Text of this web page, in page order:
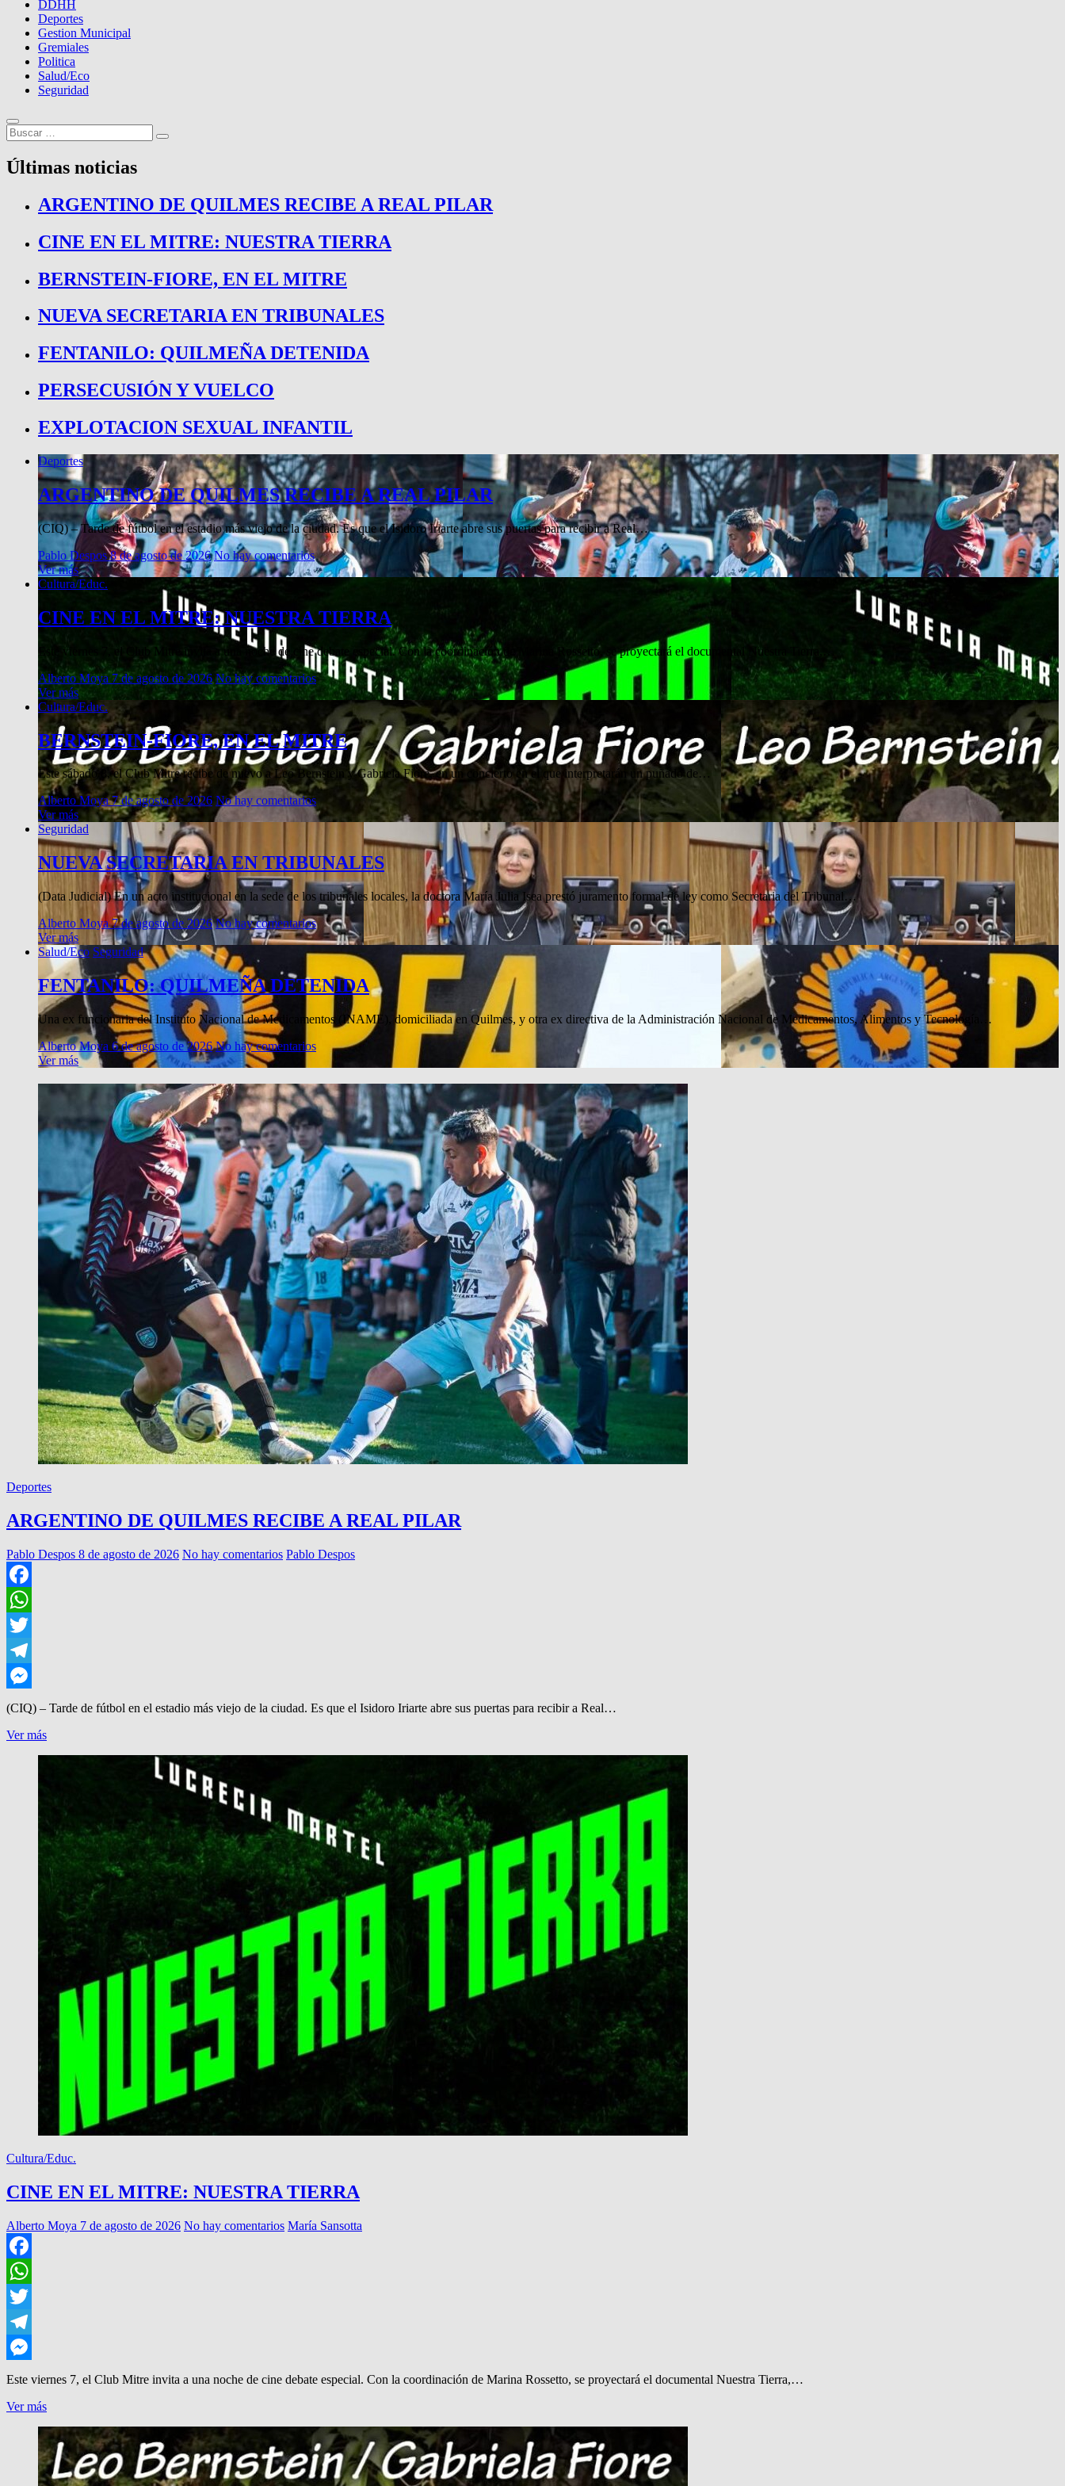
DDHH
Deportes
Gestion Municipal
Gremiales
Politica
Salud/Eco
Seguridad
Buscar
…
Últimas noticias
ARGENTINO DE QUILMES RECIBE A REAL PILAR
CINE EN EL MITRE: NUESTRA TIERRA
BERNSTEIN-FIORE, EN EL MITRE
NUEVA SECRETARIA EN TRIBUNALES
FENTANILO: QUILMEÑA DETENIDA
PERSECUSIÓN Y VUELCO
EXPLOTACION SEXUAL INFANTIL
Deportes
ARGENTINO DE QUILMES RECIBE A REAL PILAR
(CIQ) – Tarde de fútbol en el estadio más viejo de la ciudad. Es que el Isidoro Iriarte abre sus puertas para recibir a Real…
Pablo Despos8 de agosto de 2026 No hay comentarios
Ver más
Cultura/Educ.
CINE EN EL MITRE: NUESTRA TIERRA
Este viernes 7, el Club Mitre invita a una noche de cine debate especial. Con la coordinación de Marina Rossetto, se proyectará el documental Nuestra Tierra,…
Alberto Moya 7 de agosto de 2026 No hay comentarios
Ver más
Cultura/Educ.
BERNSTEIN-FIORE, EN EL MITRE
Este sábado 8, el Club Mitre recibe de nuevo a Leo Bernstein y Gabriela Fiore, en un concierto en el que interpretarán un puñado de…
Alberto Moya7 de agosto de 2026 No hay comentarios
Ver más
Seguridad
NUEVA SECRETARIA EN TRIBUNALES
(Data Judicial) En un acto institucional en la sede de los tribunales locales, la doctora María Julia Isea prestó juramento formal de ley como Secretaria del Tribunal…
Alberto Moya7 de agosto de 2026 No hay comentarios
Ver más
Salud/Eco Seguridad
FENTANILO: QUILMEÑA DETENIDA
Una ex funcionaria del Instituto Nacional de Medicamentos (INAME), domiciliada en Quilmes, y otra ex directiva de la Administración Nacional de Medicamentos, Alimentos y Tecnología…
Alberto Moya 6 de agosto de 2026 No hay comentarios
Ver más
Deportes
ARGENTINO DE QUILMES RECIBE A REAL PILAR
Pablo Despos 8 de agosto de 2026 No hay comentarios Pablo Despos
Facebook
WhatsApp
Twitter
Telegram
Messenger
(CIQ) – Tarde de fútbol en el estadio más viejo de la ciudad. Es que el Isidoro Iriarte abre sus puertas para recibir a Real…
Ver másARGENTINO
REAL
Cultura/Educ.
CINE EN EL MITRE: NUESTRA TIERRA
Alberto Moya 7 de agosto de 2026 No hay comentarios María Sansotta
Facebook
WhatsApp
Twitter
Telegram
Messenger
Este viernes 7, el Club Mitre invita a una noche de cine debate especial. Con la coordinación de Marina Rossetto, se proyectará el documental Nuestra Tierra,…
Ver másCINE
EL
MITRE:
NUESTRA
TIERRA